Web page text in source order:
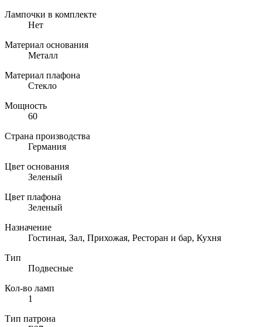
Лампочки в комплекте
Нет
Материал основания
Металл
Материал плафона
Стекло
Мощность
60
Страна производства
Германия
Цвет основания
Зеленый
Цвет плафона
Зеленый
Назначение
Гостиная, Зал, Прихожая, Ресторан и бар, Кухня
Тип
Подвесные
Кол-во ламп
1
Тип патрона